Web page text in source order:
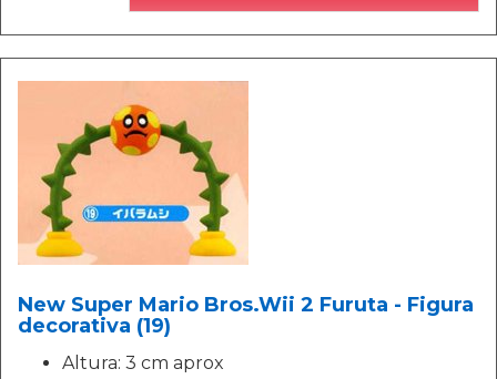
New Super Mario Bros.Wii 2 Furuta - Figura
decorativa (19)
Altura: 3 cm aprox